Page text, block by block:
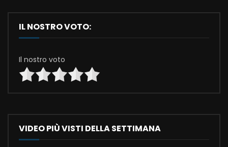
IL NOSTRO VOTO:
Il nostro voto
VIDEO PIÙ VISTI DELLA SETTIMANA